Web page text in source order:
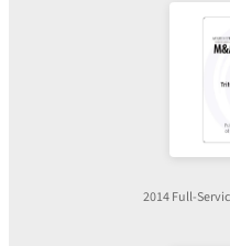
2014 Full-